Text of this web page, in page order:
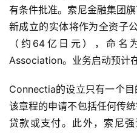
有条件批准。索尼金融集团
新成立的实体将作为全资子
（约64亿日元），命名
Association。业务启动预计
Connectia的设立只有一个
该章程的申请不包括任何传
贷款或支付。此外，索尼